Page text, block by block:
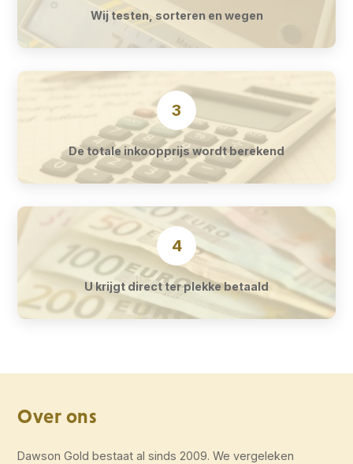
Wij testen, sorteren en wegen
3
De totale inkoopprijs wordt berekend
4
U krijgt direct ter plekke betaald
Over ons
Dawson Gold bestaat al sinds 2009. We vergeleken